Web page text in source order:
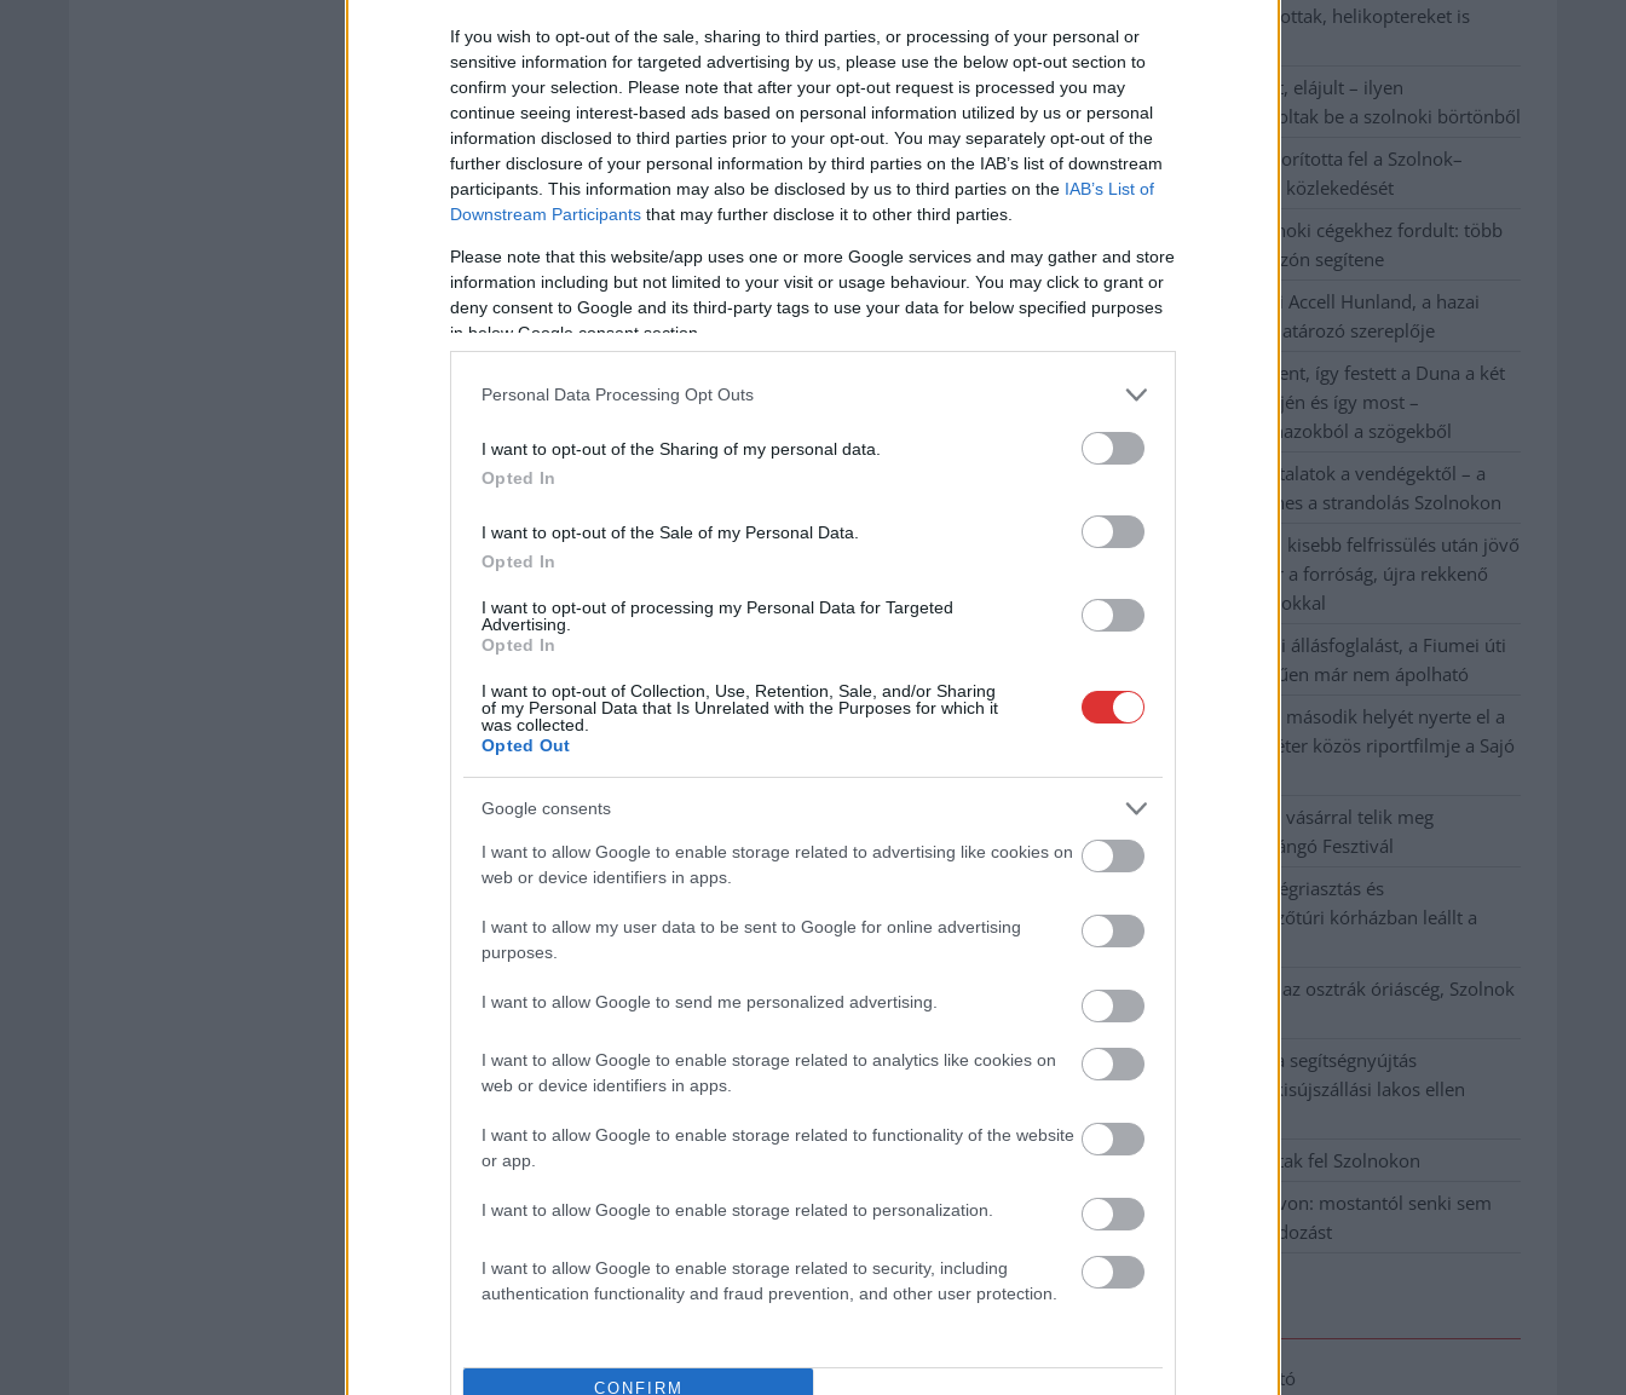
If you wish to opt-out of the sale, sharing to third parties, or processing of your personal or
sensitive information for targeted advertising by us, please use the below opt-out section to
confirm your selection. Please note that after your opt-out request is processed you may
continue seeing interest-based ads based on personal information utilized by us or personal
information disclosed to third parties prior to your opt-out. You may separately opt-out of the
further disclosure of your personal information by third parties on the IAB’s list of downstream
participants. This information may also be disclosed by us to third parties on the IAB’s List of
Downstream Participants that may further disclose it to other third parties.
Please note that this website/app uses one or more Google services and may gather and store
information including but not limited to your visit or usage behaviour. You may click to grant or
deny consent to Google and its third-party tags to use your data for below specified purposes
in below Google consent section.
Personal Data Processing Opt Outs
I want to opt-out of the Sharing of my personal data.
Opted In
I want to opt-out of the Sale of my Personal Data.
Opted In
I want to opt-out of processing my Personal Data for Targeted
Advertising.
Opted In
I want to opt-out of Collection, Use, Retention, Sale, and/or Sharing
of my Personal Data that Is Unrelated with the Purposes for which it
was collected.
Opted Out
Google consents
I want to allow Google to enable storage related to advertising like cookies on
web or device identifiers in apps.
I want to allow my user data to be sent to Google for online advertising
purposes.
I want to allow Google to send me personalized advertising.
I want to allow Google to enable storage related to analytics like cookies on
web or device identifiers in apps.
I want to allow Google to enable storage related to functionality of the website
or app.
I want to allow Google to enable storage related to personalization.
I want to allow Google to enable storage related to security, including
authentication functionality and fraud prevention, and other user protection.
CONFIRM
Szolnokon klímát javítottak, helikoptereket is
bevetettek a tüzeknél
A zárkában rosszul lett, elájult – ilyen
körülményekről számoltak be a szolnoki börtönből
Váratlan fennakadás borította fel a Szolnok–
Kecskemét vasútvonal közlekedését
A polgármester a szolnoki cégekhez fordult: több
száz elbocsátott dolgozón segítene
Csődbe ment a tószegi Accell Hunland, a hazai
kerékpárgyártás meghatározó szereplője
Egyszer fent, egyszer lent, így festett a Duna a két
évvel ezelőtti árvíz idején és így most –
fotógyűjtemény ugyanazokból a szögekből
Ilyenek eddig a tapasztalatok a vendégektől – a
hőhullám miatt ingyenes a strandolás Szolnokon
Nem biztató: a hétvégi kisebb felfrissülés után jövő
héten megint visszatér a forróság, újra rekkenő
hőség jön, akár 38 fokokkal
Közzétették a szakértői állásfoglalást, a Fiumei úti
fák többsége szakszerűen már nem ápolható
A MÚOSZ sajtódíjának második helyét nyerte el a
Borsod24 és a Paraméter közös riportfilmje a Sajó
szennyezéséről
Tánccal, zeneszóval és vásárral telik meg
Jászberény, indul a Csángó Fesztivál
Meghosszabbított hőségriasztás és
vízkorlátozások, a mezőtúri kórházban leállt a
klíma
Átszervezi működését az osztrák óriáscég, Szolnok
is érintett
Tragédiába torkollott a segítségnyújtás
elmulasztása, három kisújszállási lakos ellen
emeltek vádat
Hatalmas lángok csaptak fel Szolnokon
Vízitraffipax a Tisza-tavon: mostantól senki sem
úszhatja meg a száguldozást
Adatkezelési tájékoztató